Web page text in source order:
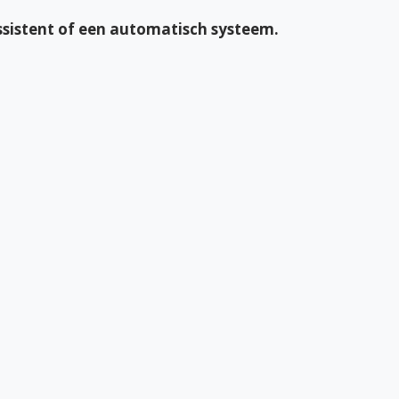
of een automatisch systeem.